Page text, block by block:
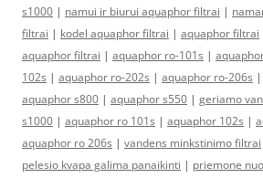
s1000 | namui ir biurui aquaphor filtrai |
filtrai | kodel aquaphor filtrai | aquaphor filtrai
aquaphor filtrai | aquaphor ro-101s |
102s | aquaphor ro-202s | aquaphor ro-206s |
aquaphor s800 | aquaphor s550 | geriamo
s1000 | aquaphor ro 101s | aquaphor 102s |
aquaphor ro 206s | vandens minkstinimo filtrai
pelesio kvapa galima panaikinti | priemone